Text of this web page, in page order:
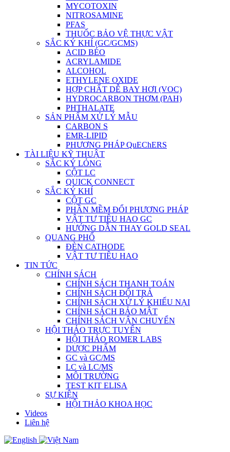
MYCOTOXIN
NITROSAMINE
PFAS
THUỐC BẢO VỆ THỰC VẬT
SẮC KÝ KHÍ (GC/GCMS)
ACID BÉO
ACRYLAMIDE
ALCOHOL
ETHYLENE OXIDE
HỢP CHẤT DỄ BAY HƠI (VOC)
HYDROCARBON THƠM (PAH)
PHTHALATE
SẢN PHẨM XỬ LÝ MẪU
CARBON S
EMR-LIPID
PHƯƠNG PHÁP QuEChERS
TÀI LIỆU KỸ THUẬT
SẮC KÝ LỎNG
CỘT LC
QUICK CONNECT
SẮC KÝ KHÍ
CỘT GC
PHẦN MỀM ĐỔI PHƯƠNG PHÁP
VẬT TƯ TIÊU HAO GC
HƯỚNG DẪN THAY GOLD SEAL
QUANG PHỔ
ĐÈN CATHODE
VẬT TƯ TIÊU HAO
TIN TỨC
CHÍNH SÁCH
CHÍNH SÁCH THANH TOÁN
CHÍNH SÁCH ĐỔI TRẢ
CHÍNH SÁCH XỬ LÝ KHIẾU NẠI
CHÍNH SÁCH BẢO MẬT
CHÍNH SÁCH VẬN CHUYỂN
HỘI THẢO TRỰC TUYẾN
HỘI THẢO ROMER LABS
DƯỢC PHẨM
GC và GC/MS
LC và LC/MS
MÔI TRƯỜNG
TEST KIT ELISA
SỰ KIỆN
HỘI THẢO KHOA HỌC
Videos
Liên hệ